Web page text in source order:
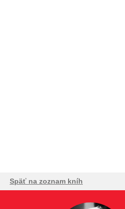
Späť na zoznam kníh